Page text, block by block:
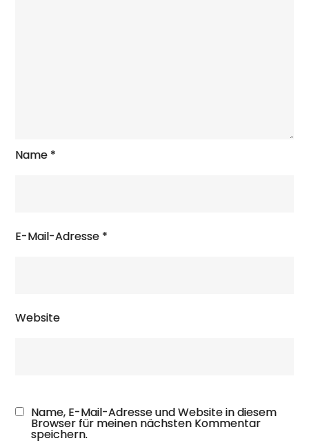
Name *
E-Mail-Adresse *
Website
Name, E-Mail-Adresse und Website in diesem
Browser für meinen nächsten Kommentar
speichern.